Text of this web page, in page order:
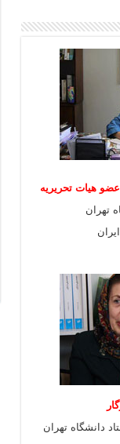
عضو هیات تحریریه
تهران
دانشگاه تهران